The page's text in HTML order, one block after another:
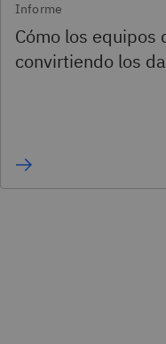
Informe
Cómo los equipos
convirtiendo los